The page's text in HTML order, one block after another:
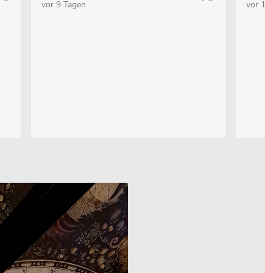
vor 9 Tagen vor